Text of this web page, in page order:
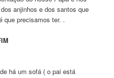
anjinhos e dos santos que
que precisamos ter. .
há um sofá ( o pai está